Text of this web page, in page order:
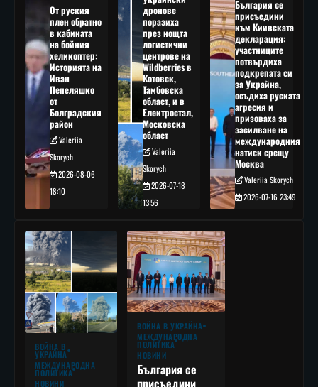
От руския
плен обратно
в кабината
на бойния
хеликоптер:
Историята на
Иван
Пепеляшко
от
Болградския
район
Valeriia
Skorych
2026-08-06
18:10
дронове
поразиха
през нощта
логистични
центрове на
Wildberries в
Котовск,
Тамбовска
област, и в
Електростал,
Московска
област
Valeriia
Skorych
2026-07-18
13:56
България се
присъедини
към Киивската
декларация:
участниците
потвърдиха
подкрепата си
за Украйна,
осъдиха руската
агресия и
призоваха за
засилване на
международния
натиск срещу
Москва
Valeriia Skorych
2026-07-16 23:49
ВОЙНА В
УКРАЙНА
МЕЖДУНАРОДНА
ПОЛИТИКА
НОВИНИ
ВОЙНА В УКРАЙНА
МЕЖДУНАРОДНА
ПОЛИТИКА
НОВИНИ
България се
присъедини